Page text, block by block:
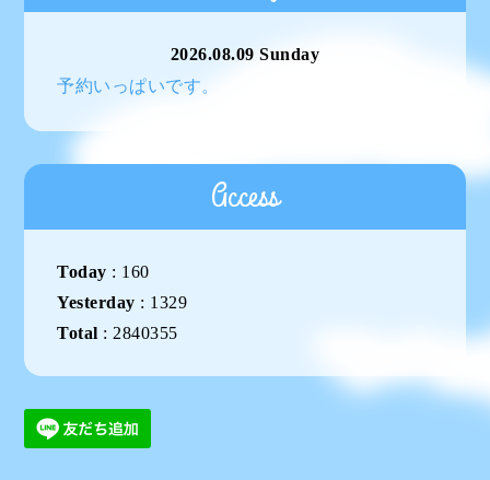
2026.08.09 Sunday
予約いっぱいです。
Access
Today : 160
Yesterday : 1329
Total : 2840355